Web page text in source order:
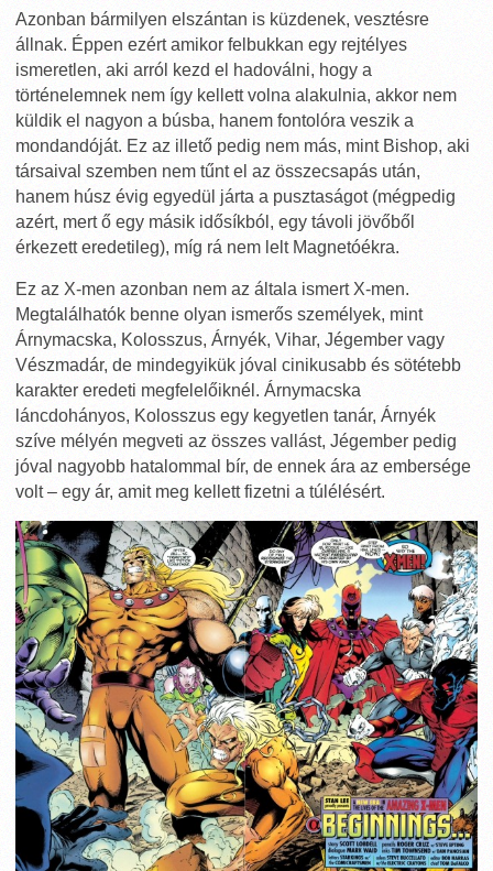
Azonban bármilyen elszántan is küzdenek, vesztésre
állnak. Éppen ezért amikor felbukkan egy rejtélyes
ismeretlen, aki arról kezd el hadoválni, hogy a
történelemnek nem így kellett volna alakulnia, akkor nem
küldik el nagyon a búsba, hanem fontolóra veszik a
mondandóját. Ez az illető pedig nem más, mint Bishop, aki
társaival szemben nem tűnt el az összecsapás után,
hanem húsz évig egyedül járta a pusztaságot (mégpedig
azért, mert ő egy másik idősíkból, egy távoli jövőből
érkezett eredetileg), míg rá nem lelt Magnetóékra.
Ez az X-men azonban nem az általa ismert X-men.
Megtalálhatók benne olyan ismerős személyek, mint
Árnymacska, Kolosszus, Árnyék, Vihar, Jégember vagy
Vészmadár, de mindegyikük jóval cinikusabb és sötétebb
karakter eredeti megfelelőiknél. Árnymacska
láncdohányos, Kolosszus egy kegyetlen tanár, Árnyék
szíve mélyén megveti az összes vallást, Jégember pedig
jóval nagyobb hatalommal bír, de ennek ára az embersége
volt – egy ár, amit meg kellett fizetni a túlélésért.